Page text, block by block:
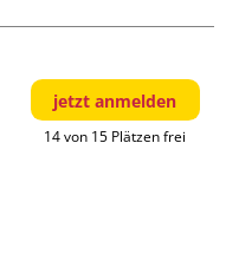
jetzt anmelden
14 von 15 Plätzen frei